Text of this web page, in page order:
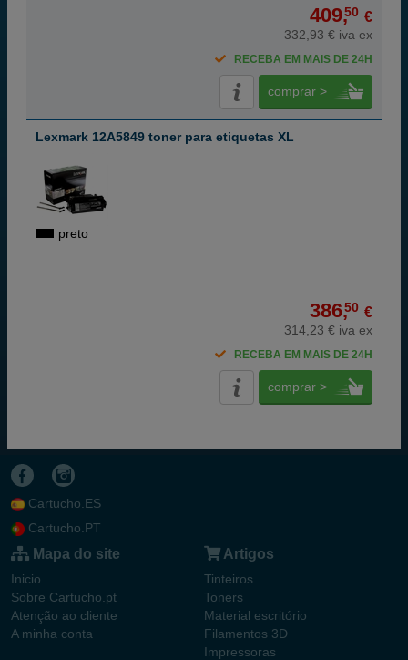
409,50 €
332,93 € iva ex
RECEBA EM MAIS DE 24H
comprar >
Lexmark 12A5849 toner para etiquetas XL
preto
386,50 €
314,23 € iva ex
RECEBA EM MAIS DE 24H
comprar >
Cartucho.ES
Cartucho.PT
Mapa do site
Inicio
Sobre Cartucho.pt
Atenção ao cliente
A minha conta
Artigos
Tinteiros
Toners
Material escritório
Filamentos 3D
Impressoras